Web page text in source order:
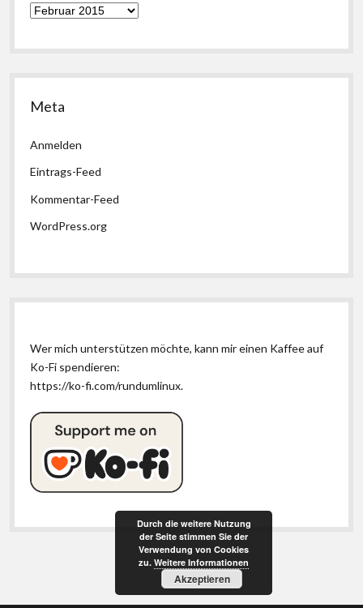
Archiv
Meta
Anmelden
Eintrags-Feed
Kommentar-Feed
WordPress.org
Wer mich unterstützen möchte, kann mir einen Kaffee auf
Ko-Fi spendieren:
https://ko-fi.com/rundumlinux.
Durch die weitere Nutzung
der Seite stimmen Sie der
Verwendung von Cookies
zu. Weitere Informationen
Akzeptieren